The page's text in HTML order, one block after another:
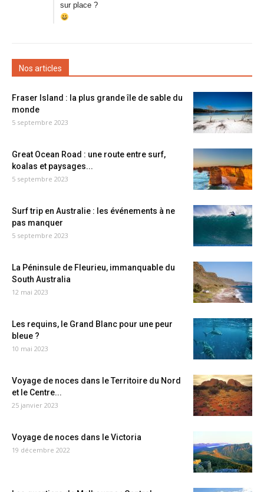
sur place ?
Nos articles
Fraser Island : la plus grande île de sable du
monde
5 septembre 2023
Great Ocean Road : une route entre surf,
koalas et paysages...
5 septembre 2023
Surf trip en Australie : les événements à ne
pas manquer
5 septembre 2023
La Péninsule de Fleurieu, immanquable du
South Australia
12 mai 2023
Les requins, le Grand Blanc pour une peur
bleue ?
10 mai 2023
Voyage de noces dans le Territoire du Nord
et le Centre...
25 janvier 2023
Voyage de noces dans le Victoria
19 décembre 2022